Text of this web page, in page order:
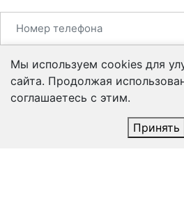
Мы используем cookies для
сайта. Продолжая
соглашаетесь с этим.
Принять